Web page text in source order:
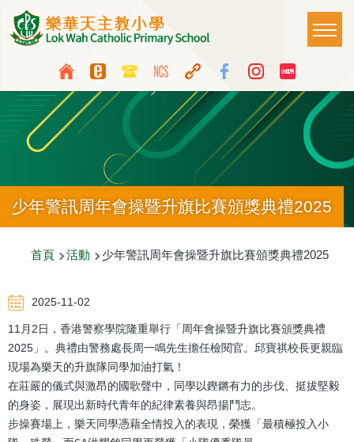
移至主內容
Top
Media
Icon
Button
Language
switcher
Main
少年警訊周年會操暨升旗比賽頒獎典禮2025
連
結
首頁 活動 少年警訊周年會操暨升旗比賽頒獎典禮2025
2025-11-02
11月2日，香港警察學院隆重舉行「周年會操暨升旗比賽頒獎典禮
2025」。典禮由警務處長周一鳴先生擔任檢閱官。邱寶祺校長更親臨
現場為樂天的升旗隊同學加油打氣！
在莊嚴的儀式與激昂的國歌聲中，同學以鏗鏘有力的步伐、挺拔堅毅
的身姿，展現出新時代青年的紀律素養與昂揚鬥志。
步操賽場上，樂天同學憑藉全情投入的表現，榮獲「最積極投入小